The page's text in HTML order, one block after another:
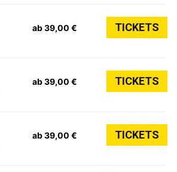
ab 39,00 € TICKETS
ab 39,00 € TICKETS
ab 39,00 € TICKETS